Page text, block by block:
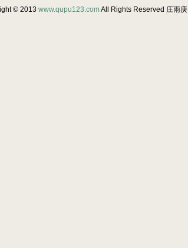
© 2013 www.qupu123.comAll Rights Reserved 庄雨庚